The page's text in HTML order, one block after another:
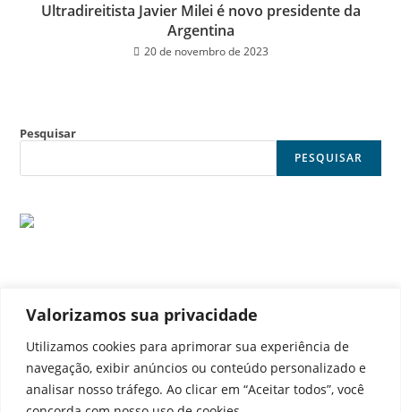
Valorizamos sua privacidade
Utilizamos cookies para aprimorar sua experiência de
navegação, exibir anúncios ou conteúdo personalizado e
analisar nosso tráfego. Ao clicar em “Aceitar todos”, você
Ultradireitista Javier Milei é novo presidente da
Argentina
20 de novembro de 2023
Pesquisar
PESQUISAR